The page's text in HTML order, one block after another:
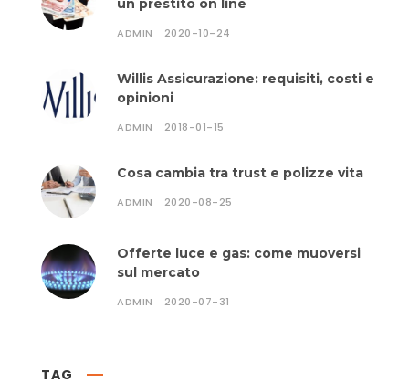
un prestito on line
ADMIN 2020-10-24
Willis Assicurazione: requisiti, costi e
opinioni
ADMIN 2018-01-15
Cosa cambia tra trust e polizze vita
ADMIN 2020-08-25
Offerte luce e gas: come muoversi
sul mercato
ADMIN 2020-07-31
TAG